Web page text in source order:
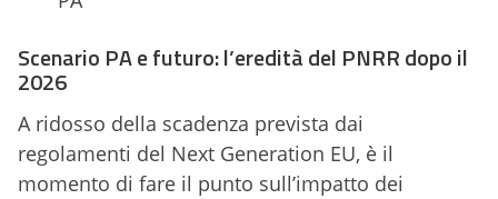
Scenario PA e futuro: l’eredità del PNRR dopo il
2026
A ridosso della scadenza prevista dai
regolamenti del Next Generation EU, è il
momento di fare il punto sull’impatto dei